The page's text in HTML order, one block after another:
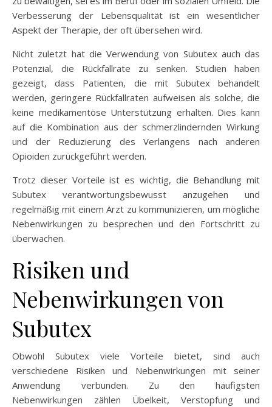
Verbesserung der Lebensqualität ist ein wesentlicher
Aspekt der Therapie, der oft übersehen wird.
Nicht zuletzt hat die Verwendung von Subutex auch das
Potenzial, die Rückfallrate zu senken. Studien haben
gezeigt, dass Patienten, die mit Subutex behandelt
werden, geringere Rückfallraten aufweisen als solche, die
keine medikamentöse Unterstützung erhalten. Dies kann
auf die Kombination aus der schmerzlindernden Wirkung
und der Reduzierung des Verlangens nach anderen
Opioiden zurückgeführt werden.
Trotz dieser Vorteile ist es wichtig, die Behandlung mit
Subutex verantwortungsbewusst anzugehen und
regelmäßig mit einem Arzt zu kommunizieren, um mögliche
Nebenwirkungen zu besprechen und den Fortschritt zu
überwachen.
Risiken und
Nebenwirkungen von
Subutex
Obwohl Subutex viele Vorteile bietet, sind auch
verschiedene Risiken und Nebenwirkungen mit seiner
Anwendung verbunden. Zu den häufigsten
Nebenwirkungen zählen Übelkeit, Verstopfung und